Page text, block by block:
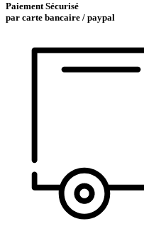
Paiement Sécurisé
par carte bancaire / paypal